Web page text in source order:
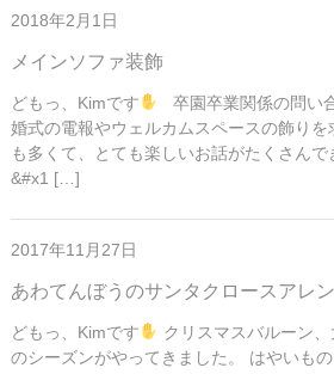
2018年2月1日
メインソファ装飾
どもっ、Kimです
卒園卒業関係の問い
婚式の電報やウェルカムスペースの飾り
も多くて、とても楽しいお話がたくさんで
&#x1 […]
2017年11月27日
あわてんぼうのサンタクロースアレ
どもっ、Kimです
クリスマスバルーン
のシーズンがやってきました。 はやいも